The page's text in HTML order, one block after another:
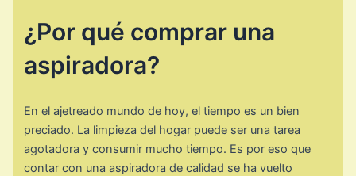
¿Por qué comprar una
aspiradora?
En el ajetreado mundo de hoy, el tiempo es un bien
preciado. La limpieza del hogar puede ser una tarea
agotadora y consumir mucho tiempo. Es por eso que
contar con una aspiradora de calidad se ha vuelto